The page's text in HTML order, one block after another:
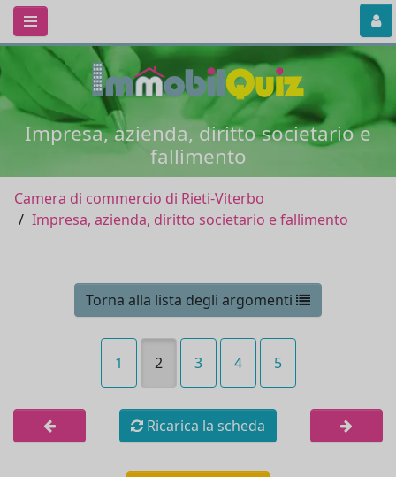
Impresa, azienda, diritto societario e
fallimento
Camera di commercio di Rieti-Viterbo
Impresa, azienda, diritto societario e fallimento
Torna alla lista degli argomenti
1 2 3 4 5
Ricarica la scheda